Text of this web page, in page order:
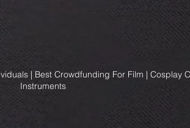
| Best Crowdfunding For Film | Cosplay
Instruments